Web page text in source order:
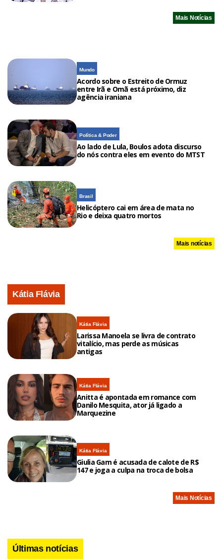
Mais Notícias
Mundo
Acordo sobre o Estreito de Ormuz
entre Irã e Omã está próximo, diz
agência iraniana
Política & Poder
Ao lado de Lula, Boulos adota discurso
do nós contra eles em evento do MTST
Brasil
Helicóptero cai em área de mata no
Rio e deixa quatro mortos
Mais notícias
Kátia Flávia
Kátia Flávia
Larissa Manoela se livra de contrato
vitalício, mas perde as músicas
antigas
Kátia Flávia
Anitta é apontada em romance com
Danilo Mesquita, ator já ligado a
Marquezine
Kátia Flávia
Giulia Gam é acusada de calote de R$
147 e joga a culpa na troca de bolsa
Mais Notícias
Últimas notícias